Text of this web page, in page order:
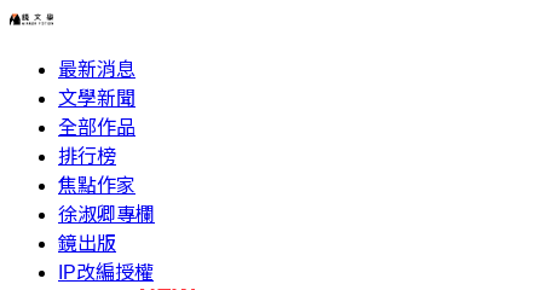
最新消息
文學新聞
全部作品
排行榜
焦點作家
徐淑卿專欄
鏡出版
IP改編授權